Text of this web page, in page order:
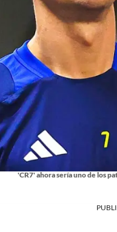
'CR7' ahora sería uno de los